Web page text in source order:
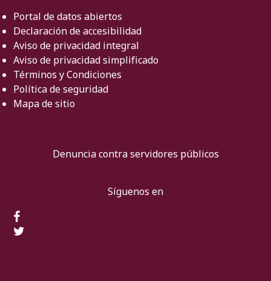
Portal de datos abiertos
Declaración de accesibilidad
Aviso de privacidad integral
Aviso de privacidad simplificado
Términos y Condiciones
Política de seguridad
Mapa de sitio
Denuncia contra servidores públicos
Síguenos en